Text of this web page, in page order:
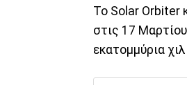
Το Solar Orbiter
στις 17
εκατομμύρια